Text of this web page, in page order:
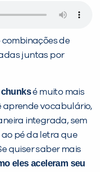
de
juntas por
chunksé muito mais
aprende vocabulário,
integrada, sem
pé da letra que
quiser saber mais
eles aceleram seu
abaixo e
em contato